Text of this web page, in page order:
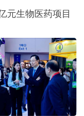
西兴产业社区，在盛
生（中国）有限公司
轻彩畅印”方案成为亮
元生物医药项目